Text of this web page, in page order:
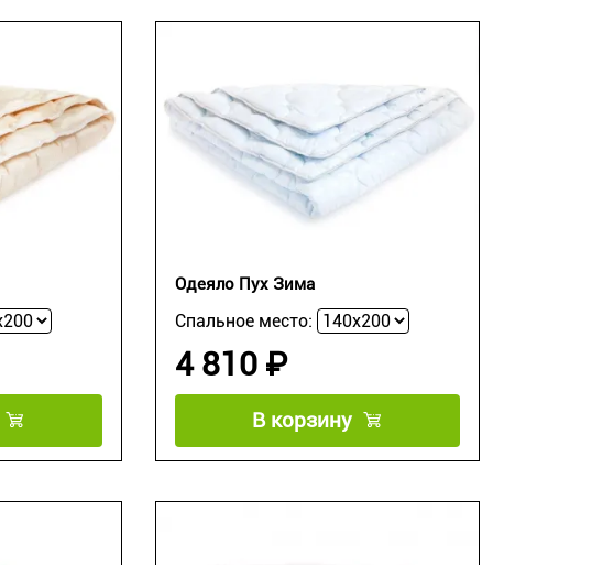
Одеяло Пух Зима
Спальное место:
4 810 ₽
В корзину